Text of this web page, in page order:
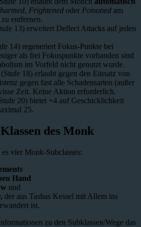
, Frightened oder Poisoned am
entfernen.
13) erweitert Deflect Attacks auf jeden
14) regeneriert Fokus-Punkte bei
als frei Fokuspunkte vorhanden sind
im Vorfeld nicht genutzt wurde.
(Stufe 18) erlaubt gegen den Einsatz von
gegen fast alle Schadensarten (außer
Zeit. Keine Aktion erforderlich.
20) bietet +4 auf Geschicklichkeit
25.
des Monk
vier Monk-Subclasses:
Hand
und
der aus Tashas Kessel mit Allem ins
ist.
zu den Subklassen/Wege das